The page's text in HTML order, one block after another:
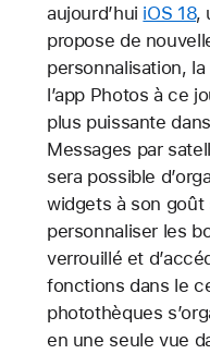
aujourd’hui iOS 18,
propose de
personnalisation,
l’app Photos à ce
plus puissante
Messages par
sera possible
widgets à son goût
personnaliser les
verrouillé et
fonctions dans le
photothèques
en une seule vue